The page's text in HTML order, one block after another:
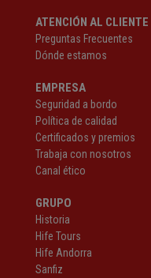
ATENCIÓN AL CLIENTE
Preguntas Frecuentes
Dónde estamos
EMPRESA
Seguridad a bordo
Política de calidad
Certificados y premios
Trabaja con nosotros
Canal ético
GRUPO
Historia
Hife Tours
Hife Andorra
Sanfiz